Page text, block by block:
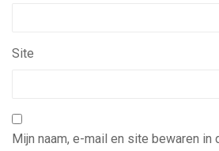
Site
Mijn naam, e-mail en site bewaren